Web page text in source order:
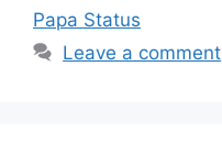
Papa Status
Leave a comment